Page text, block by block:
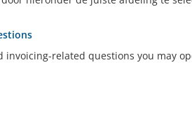
invoicing-related questions you may